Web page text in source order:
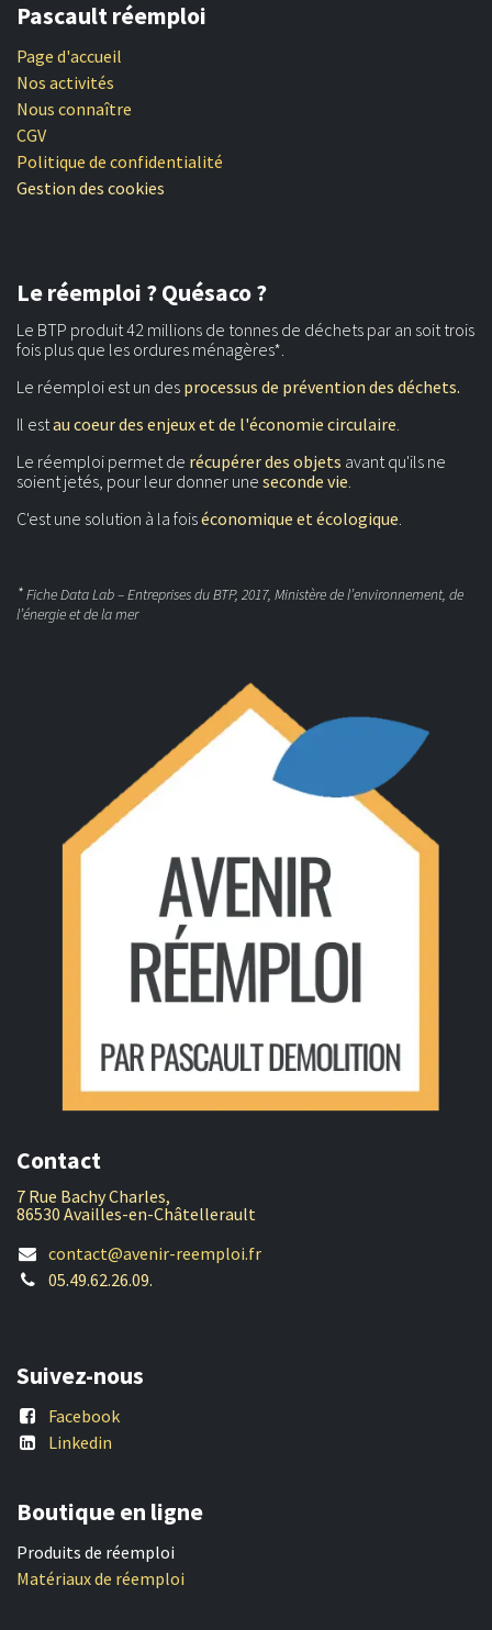
Pascault réemploi
Page d'accueil
Nos activités
Nous connaître
CGV
Politique de confidentialité
Gestion des cookies
Le réemploi ? Quésaco ?
Le BTP produit 42 millions de tonnes de déchets par an soit trois
fois plus que les ordures ménagères*.
Le réemploi est un des processus de prévention des déchets.
Il estau coeur des enjeux et de l'économie circulaire.
Le réemploi permet de récupérer des objets avant qu'ils ne
soient jetés, pour leur donner une seconde vie.
C'est une solution à la foiséconomique et écologique.
*Fiche Data Lab – Entreprises du BTP, 2017, Ministère de l’environnement, de
l’énergie et de la mer
Contact
7 Rue Bachy Charles,
86530 Availles-en-Châtellerault
contact@avenir-reemploi.fr
05.49.62.26.09.
Suivez-nous
Facebook
Linkedin
Boutique en ligne
Produits de réemploi
Matériaux de réemploi